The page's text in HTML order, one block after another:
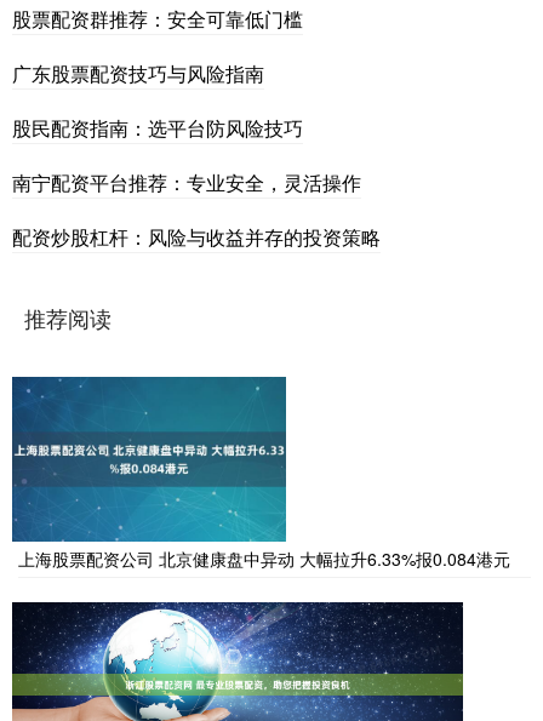
股票配资群推荐：安全可靠低门槛
广东股票配资技巧与风险指南
股民配资指南：选平台防风险技巧
南宁配资平台推荐：专业安全，灵活操作
配资炒股杠杆：风险与收益并存的投资策略
推荐阅读
上海股票配资公司 北京健康盘中异动 大幅拉升6.33%报0.084港元